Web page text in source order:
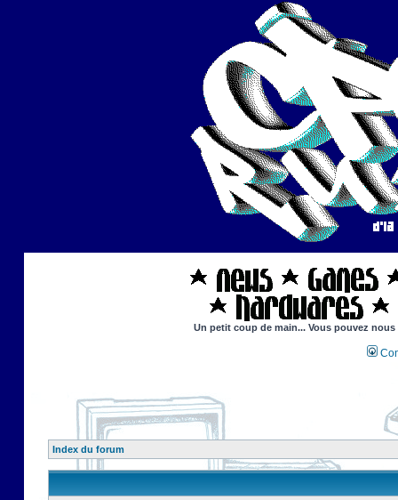
Un petit coup de main... Vous pouvez
Index du forum